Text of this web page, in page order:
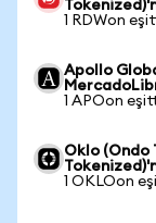
1 RDWon
Apollo
1 APOon
Oklo (Ondo
1 OKLOon